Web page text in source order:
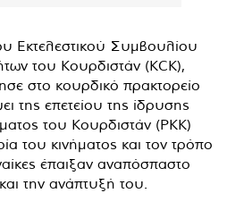
Εκτελεστικού Συμβουλίου
του Κουρδιστάν (KCK),
στο κουρδικό πρακτορείο
της επετείου της ίδρυσης
του Κουρδιστάν (PKK)
του κινήματος και τον τρόπο
έπαιξαν αναπόσπαστο
την ανάπτυξή του.